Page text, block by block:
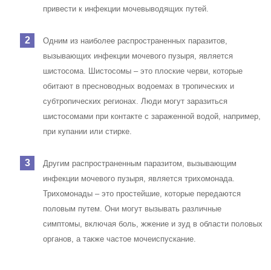
привести к инфекции мочевыводящих путей.
Одним из наиболее распространенных паразитов,
вызывающих инфекции мочевого пузыря, является
шистосома. Шистосомы – это плоские черви, которые
обитают в пресноводных водоемах в тропических и
субтропических регионах. Люди могут заразиться
шистосомами при контакте с зараженной водой, например,
при купании или стирке.
Другим распространенным паразитом, вызывающим
инфекции мочевого пузыря, является трихомонада.
Трихомонады – это простейшие, которые передаются
половым путем. Они могут вызывать различные
симптомы, включая боль, жжение и зуд в области половых
органов, а также частое мочеиспускание.